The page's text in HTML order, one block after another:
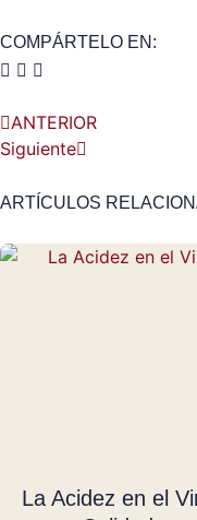
COMPÁRTELO EN:
ANTERIOR
Siguiente
ARTÍCULOS
La Acidez en el